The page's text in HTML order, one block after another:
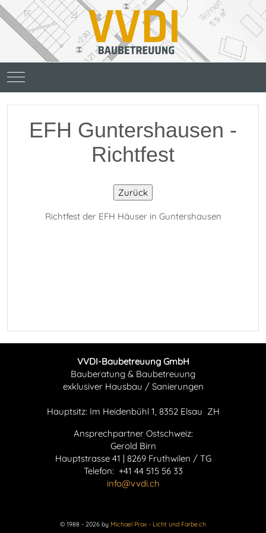
Mobile Menu Toggle
EFH Guntershausen -
Richtfest
Richtfest der EFH Häuser in Guntershausen
VVDI-Baubetreuung GmbH
Bauberatung & Baubetreuung
exklusiver Hausbau / Sanierungen
Hauptsitz: Im Heidenbühl 1, 8352 Elsau ZH
Ansprechpartner Ostschweiz:
Gerold Birn
Hauptstrasse 41 | 8269 Fruthwilen / TG
Telefon: ‭+41 44 515 56 33‬
info@vvdi.ch
© 1988 - 2026 by Michael Prax - Licht und Farbe.ch